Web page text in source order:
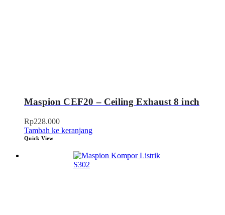
Maspion CEF20 – Ceiling Exhaust 8 inch
Rp228.000
Tambah ke keranjang
Quick View